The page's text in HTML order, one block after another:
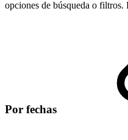
opciones de búsqueda o filtros.
Por fechas